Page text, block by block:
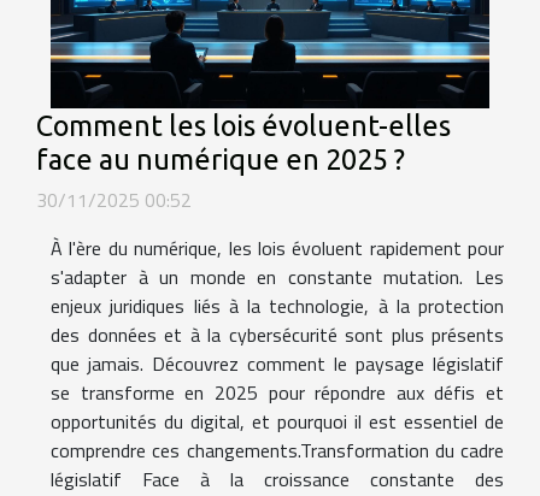
Comment les lois évoluent-elles
face au numérique en 2025 ?
30/11/2025 00:52
À l'ère du numérique, les lois évoluent rapidement pour
s'adapter à un monde en constante mutation. Les
enjeux juridiques liés à la technologie, à la protection
des données et à la cybersécurité sont plus présents
que jamais. Découvrez comment le paysage législatif
se transforme en 2025 pour répondre aux défis et
opportunités du digital, et pourquoi il est essentiel de
comprendre ces changements.Transformation du cadre
législatif Face à la croissance constante des